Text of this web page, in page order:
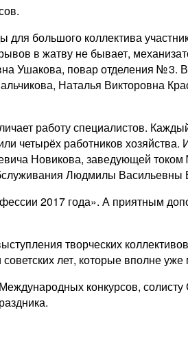
большого коллектива
в жатву не бывает,
Ушакова, повар отделения № 3.
Наталья Викторовна
работу специалистов.
четырёх работников
Новикова, заведующей
Людмилы Васильевны
2017 года». А приятным
творческих
лет, которые вполне
конкурсов,